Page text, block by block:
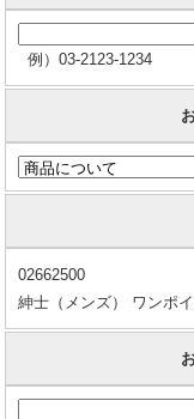
例）03-2123-1234
02662500
紳士（メンズ） ワンポ